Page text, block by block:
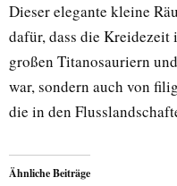
Dieser elegante kleine
dafür, dass die
großen Titanosauriern
war, sondern auch von
die in den
Ähnliche Beiträge